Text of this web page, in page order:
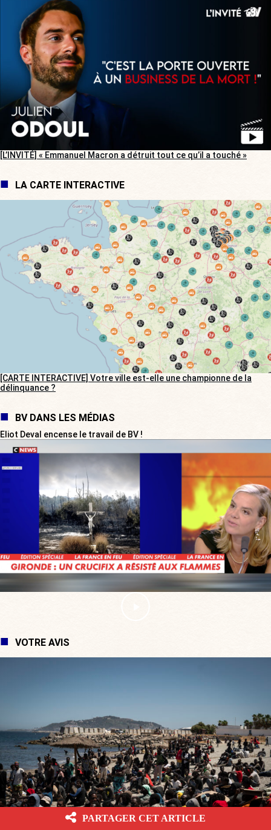
[L’INVITÉ] « Emmanuel Macron a détruit tout ce qu’il a touché »
LA CARTE INTERACTIVE
[CARTE INTERACTIVE] Votre ville est-elle une championne de la
délinquance ?
BV DANS LES MÉDIAS
Eliot Deval encense le travail de BV !
VOTRE AVIS
PARTAGER CET ARTICLE